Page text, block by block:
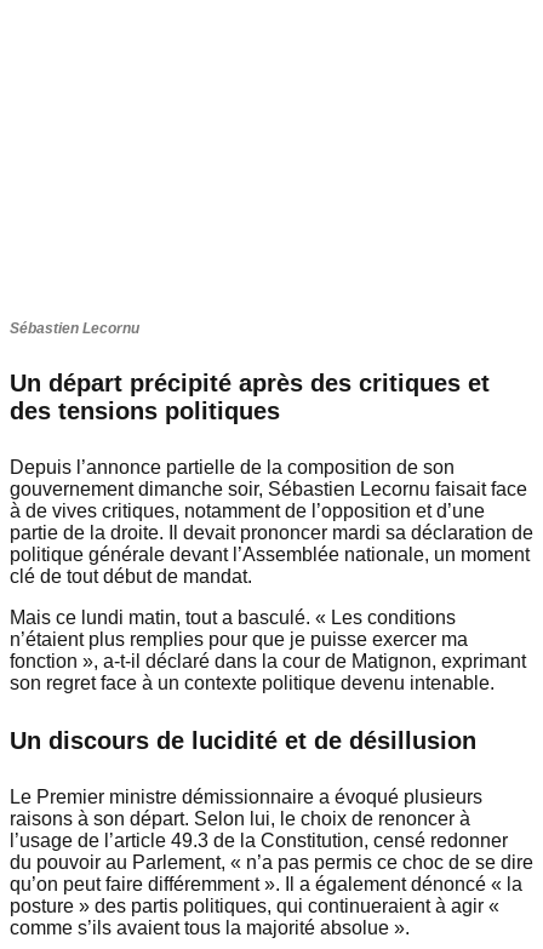
Sébastien Lecornu
Un départ précipité après des critiques et
des tensions politiques
Depuis l’annonce partielle de la composition de son
gouvernement dimanche soir, Sébastien Lecornu faisait face
à de vives critiques, notamment de l’opposition et d’une
partie de la droite. Il devait prononcer mardi sa déclaration de
politique générale devant l’Assemblée nationale, un moment
clé de tout début de mandat.
Mais ce lundi matin, tout a basculé. « Les conditions
n’étaient plus remplies pour que je puisse exercer ma
fonction », a-t-il déclaré dans la cour de Matignon, exprimant
son regret face à un contexte politique devenu intenable.
Un discours de lucidité et de désillusion
Le Premier ministre démissionnaire a évoqué plusieurs
raisons à son départ. Selon lui, le choix de renoncer à
l’usage de l’article 49.3 de la Constitution, censé redonner
du pouvoir au Parlement, « n’a pas permis ce choc de se dire
qu’on peut faire différemment ». Il a également dénoncé « la
posture » des partis politiques, qui continueraient à agir «
comme s’ils avaient tous la majorité absolue ».